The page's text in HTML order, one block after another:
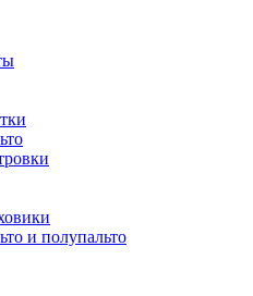
и полупальто